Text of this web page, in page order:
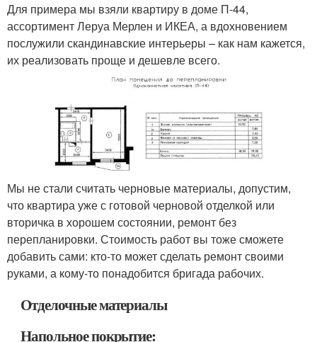
Для примера мы взяли квартиру в доме П-44,
ассортимент Леруа Мерлен и ИКЕА, а вдохновением
послужили скандинавские интерьеры – как нам кажется,
их реализовать проще и дешевле всего.
Мы не стали считать черновые материалы, допустим,
что квартира уже с готовой черновой отделкой или
вторичка в хорошем состоянии, ремонт без
перепланировки. Стоимость работ вы тоже сможете
добавить сами: кто-то может сделать ремонт своими
руками, а кому-то понадобится бригада рабочих.
Отделочные материалы
Напольное покрытие: